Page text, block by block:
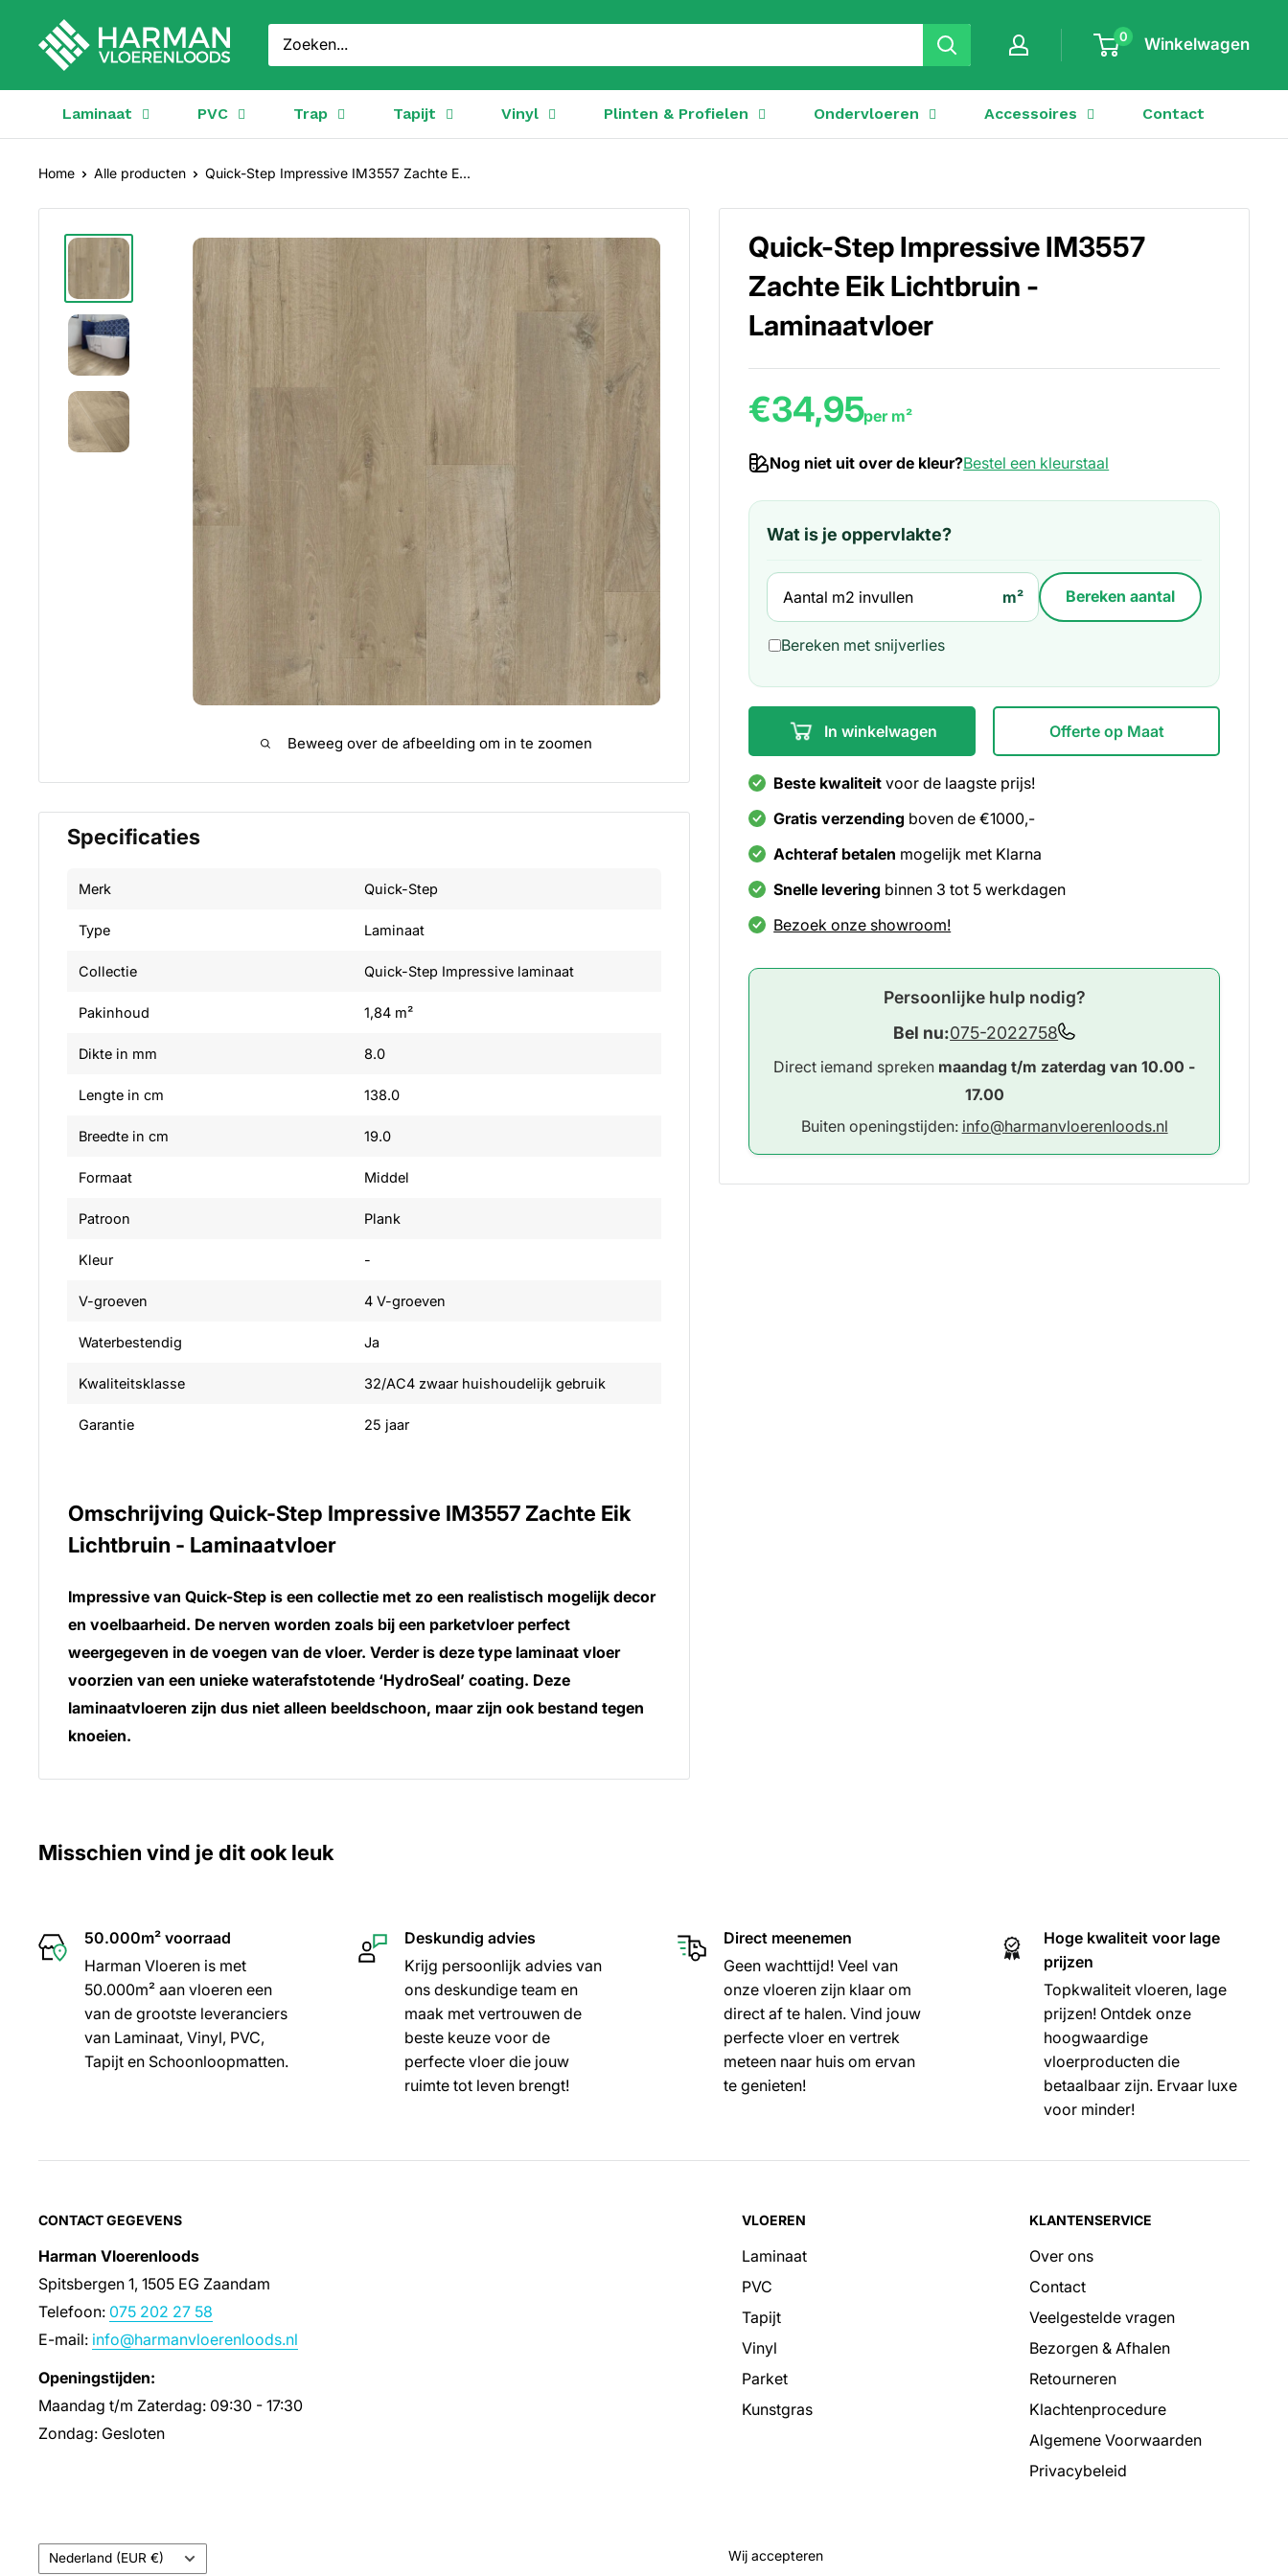
Harman
Vloerenloods
0 Winkelwagen
Laminaat PVC Trap Tapijt Vinyl Plinten & Profielen Ondervloeren Accessoires Contact
Home Alle producten Quick-Step Impressive IM3557 Zachte E...
Beweeg over de afbeelding om in te zoomen
Quick-Step Impressive IM3557
Zachte Eik Lichtbruin -
Laminaatvloer
€34,95per m²
Nog niet uit over de kleur?Bestel een kleurstaal
Wat is je oppervlakte?
m² Bereken aantal
Bereken met snijverlies
In winkelwagen Offerte op Maat
Beste kwaliteit voor de laagste prijs!
Gratis verzending boven de €1000,-
Achteraf betalen mogelijk met Klarna
Snelle levering binnen 3 tot 5 werkdagen
Bezoek onze showroom!
Persoonlijke hulp nodig?
Bel nu:075-2022758
Direct iemand spreken maandag t/m zaterdag van 10.00 -
17.00
Buiten openingstijden: info@harmanvloerenloods.nl
Specificaties
Merk Quick-Step
Type Laminaat
Collectie Quick-Step Impressive laminaat
Pakinhoud 1,84 m²
Dikte in mm 8.0
Lengte in cm 138.0
Breedte in cm 19.0
Formaat Middel
Patroon Plank
Kleur -
V-groeven 4 V-groeven
Waterbestendig Ja
Kwaliteitsklasse 32/AC4 zwaar huishoudelijk gebruik
Garantie 25 jaar
Omschrijving Quick-Step Impressive IM3557 Zachte Eik
Lichtbruin - Laminaatvloer
Impressive van Quick-Step is een collectie met zo een realistisch mogelijk decor
en voelbaarheid. De nerven worden zoals bij een parketvloer perfect
weergegeven in de voegen van de vloer. Verder is deze type laminaat vloer
voorzien van een unieke waterafstotende ‘HydroSeal’ coating. Deze
laminaatvloeren zijn dus niet alleen beeldschoon, maar zijn ook bestand tegen
knoeien.
Misschien vind je dit ook leuk
50.000m² voorraad
Harman Vloeren is met
50.000m² aan vloeren een
van de grootste leveranciers
van Laminaat, Vinyl, PVC,
Tapijt en Schoonloopmatten.
Deskundig advies
Krijg persoonlijk advies van
ons deskundige team en
maak met vertrouwen de
beste keuze voor de
perfecte vloer die jouw
ruimte tot leven brengt!
Direct meenemen
Geen wachttijd! Veel van
onze vloeren zijn klaar om
direct af te halen. Vind jouw
perfecte vloer en vertrek
meteen naar huis om ervan
te genieten!
Hoge kwaliteit voor lage
prijzen
Topkwaliteit vloeren, lage
prijzen! Ontdek onze
hoogwaardige
vloerproducten die
betaalbaar zijn. Ervaar luxe
voor minder!
CONTACT GEGEVENS
Harman Vloerenloods
Spitsbergen 1, 1505 EG Zaandam
Telefoon: 075 202 27 58
E-mail: info@harmanvloerenloods.nl
Openingstijden:
Maandag t/m Zaterdag: 09:30 - 17:30
Zondag: Gesloten
VLOEREN
Laminaat
PVC
Tapijt
Vinyl
Parket
Kunstgras
KLANTENSERVICE
Over ons
Contact
Veelgestelde vragen
Bezorgen & Afhalen
Retourneren
Klachtenprocedure
Algemene Voorwaarden
Privacybeleid
Land/regio
Nederland (EUR €) Wij accepteren